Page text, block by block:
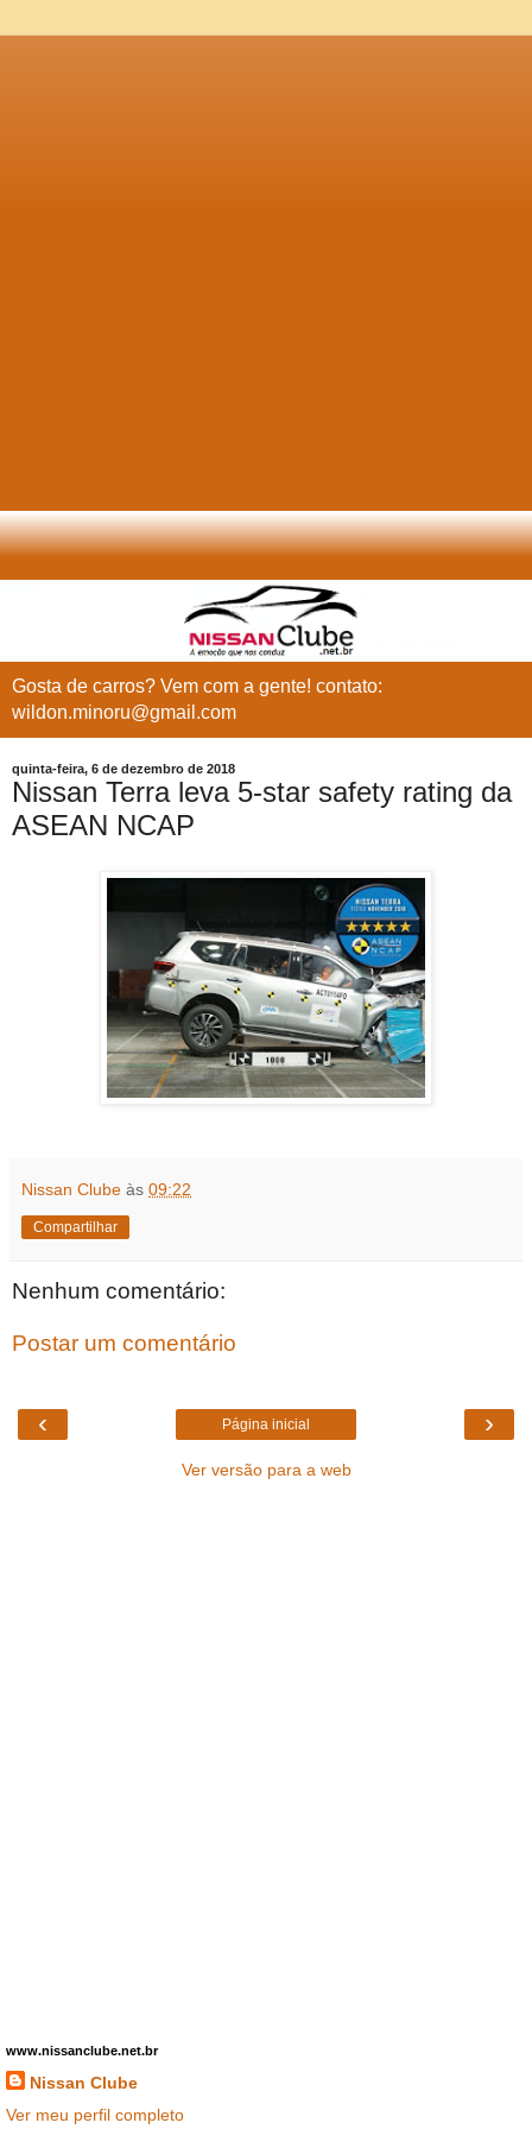
Gosta de carros? Vem com a gente! contato:
wildon.minoru@gmail.com
quinta-feira, 6 de dezembro de 2018
Nissan Terra leva 5-star safety rating da
ASEAN NCAP
Nissan Clube às 09:22
Compartilhar
Nenhum comentário:
Postar um comentário
‹ ›
Página inicial
Ver versão para a web
www.nissanclube.net.br
Nissan Clube
Ver meu perfil completo